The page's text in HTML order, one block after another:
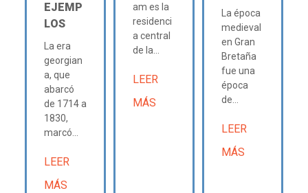
EJEMP
LOS
La era
georgian
a, que
abarcó
de 1714 a
1830,
marcó...
LEER
MÁS
am es la
residenci
a central
de la...
LEER
MÁS
La época
medieval
en Gran
Bretaña
fue una
época
de...
LEER
MÁS